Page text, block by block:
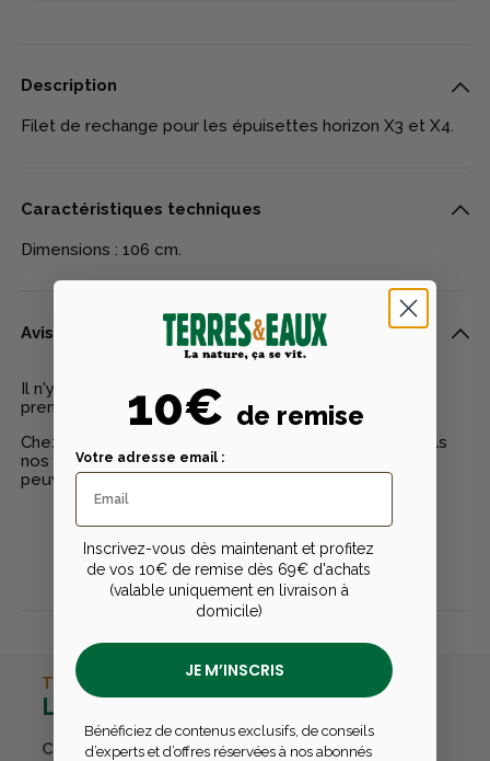
Description
Filet de rechange pour les épuisettes horizon X3 et X4.
Caractéristiques techniques
Dimensions : 106 cm.
Avis clients
Il n'y a pas encore d'avis pour ce produit - Soyez le
premier à rédiger un avis
Chez Terres & Eaux, les avis sont 100% certifiés : seuls
nos clients ayant réellement acheté nos produits
peuvent laisser un avis
Publier un avis
TERRES & EAUX
La carte avantages
Cumulez des points passions et convertissez-
10€ de remise
Votre adresse email :
Inscrivez-vous dès maintenant et profitez
de vos 10€ de remise dès 69€ d'achats
(valable uniquement en livraison à
domicile)
JE M’INSCRIS
Bénéficiez de contenus exclusifs, de conseils
d’experts et d’offres réservées à nos abonnés